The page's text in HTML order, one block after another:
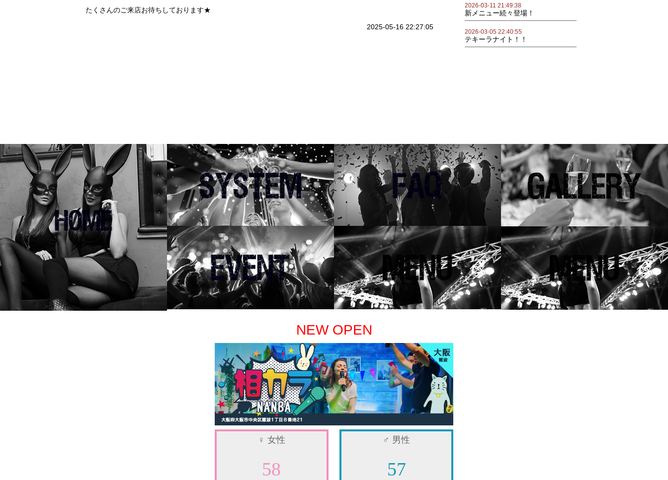
たくさんのご来店お待ちしております★
2025-05-16 22:27:05
2026-03-11 21:49:38
新メニュー続々登場！
2026-03-05 22:40:55
テキーラナイト！！
NEW OPEN
♀ 女性
58
♂ 男性
57